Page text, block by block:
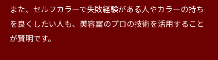
また、セルフカラーで失敗経験がある人やカラーの持ち
を良くしたい人も、美容室のプロの技術を活用すること
が賢明です。